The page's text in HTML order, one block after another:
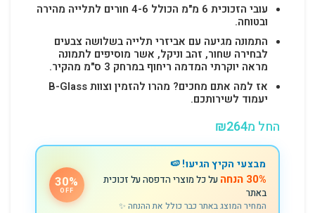
עובי הזכוכית 6 מ"מ הכולל 4-6 חורים לתלייה מהירה
ובטוחה.
התמונה מגיעה עם אביזרי תלייה בשלושה צבעים
לבחירה שחור, זהב וניקל, אשר מוסיפים לתמונה
מראה יוקרתי המדמה ריחוף במרחק 3 ס"מ מהקיר.
אז למה אתם מחכים? מהרו להזמין וצוות B-Glass
יעמוד לשירותכם.
החל מ ₪264
מבצעי הקיץ הגיעו! 🍉
30% הנחה
על כל מוצרי הדפסה על זכוכית
באתר
המחיר המוצג באתר כבר כולל את ההנחה ✨
30%
OFF